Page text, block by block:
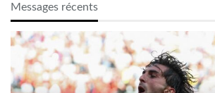
Messages récents